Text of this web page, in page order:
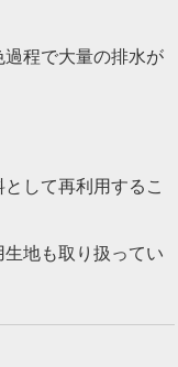
程で大量の排水が
して再利用するこ
地も取り扱ってい